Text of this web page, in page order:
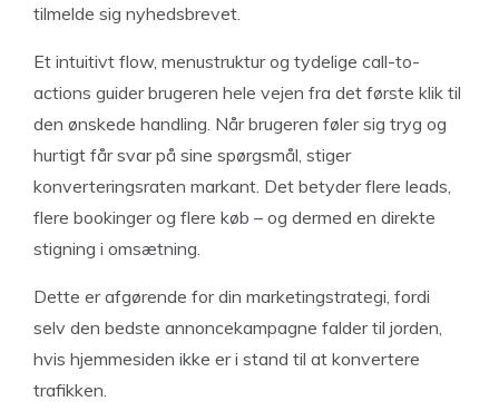
tilmelde sig nyhedsbrevet.
Et intuitivt flow, menustruktur og tydelige call-to-
actions guider brugeren hele vejen fra det første klik til
den ønskede handling. Når brugeren føler sig tryg og
hurtigt får svar på sine spørgsmål, stiger
konverteringsraten markant. Det betyder flere leads,
flere bookinger og flere køb – og dermed en direkte
stigning i omsætning.
Dette er afgørende for din marketingstrategi, fordi
selv den bedste annoncekampagne falder til jorden,
hvis hjemmesiden ikke er i stand til at konvertere
trafikken.